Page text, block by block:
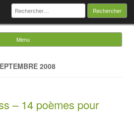
Rechercher :
Menu
2008
– 14 poèmes pour